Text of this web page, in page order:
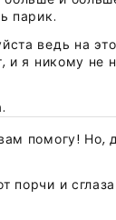
парик.
ведь на
и я никому
помогу! Но,
порчи и